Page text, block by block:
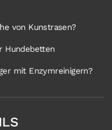
von Kunstrasen?
Hundebetten
mit Enzymreinigern?